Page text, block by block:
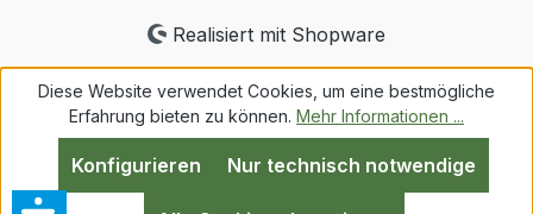
Realisiert mit Shopware
Diese Website verwendet Cookies, um eine bestmögliche
Erfahrung bieten zu können. Mehr Informationen ...
Nur technisch notwendige
Konfigurieren